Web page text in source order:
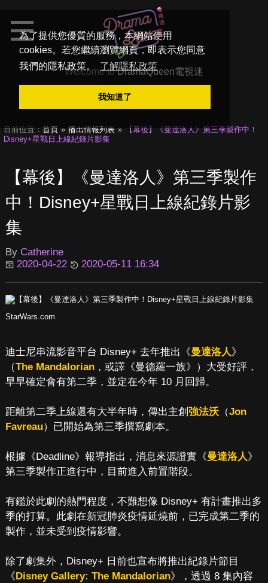
為了提供您優質的服務，本網站使用
cookies。若您繼續瀏覽網頁，即表示您同意
我們的隱私政策。
了解隱私政策
我知道了
Welcome toDramaQueen電視迷
目前位置： 首頁 播出情報列表
【幕後】《曼達洛人》第三季製作中！
Disney+星戰日上線紀錄片影集
【幕後】《曼達洛人》第三季製作
中！Disney+星戰日上線紀錄片影
集
By Catherine
2020-04-22
2020-05-11 16:34
StarWars.com
迪士尼串流影音平台 Disney+ 去年推出《曼達洛人》
（The Mandalorian，或譯《曼德羅一族》）大受好評，
早早確定會有第二季，並定在今年 10 月回歸。
距離第二季上線還有大半年時，傳出主創強法沃（Jon
Favreau）已開始為第三季撰寫劇本。
根據《Deadline》報導指出，消息來源證實《曼達洛人》
第三季製作正進行中，目前進入前置階段。
有鑑於此劇的熱門程度，不難想像 Disney+ 有計畫推出多
季的打算。此劇在新冠肺炎疫情延燒前，已完成第二季的
製作，並未受到疫情影響。
除了劇集外，Disney+ 日前也宣布將推出紀錄片節目
《Disney Gallery: The Mandalorian》，透過 8 集內容